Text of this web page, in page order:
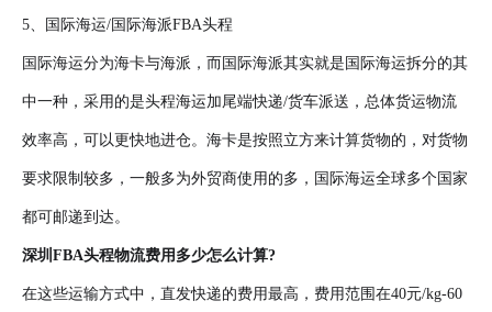
5、国际海运/国际海派FBA头程
国际海运分为海卡与海派，而国际海派其实就是国际海运拆分的其
中一种，采用的是头程海运加尾端快递/货车派送，总体货运物流
效率高，可以更快地进仓。海卡是按照立方来计算货物的，对货物
要求限制较多，一般多为外贸商使用的多，国际海运全球多个国家
都可邮递到达。
深圳FBA头程物流费用多少怎么计算?
在这些运输方式中，直发快递的费用最高，费用范围在40元/kg-60